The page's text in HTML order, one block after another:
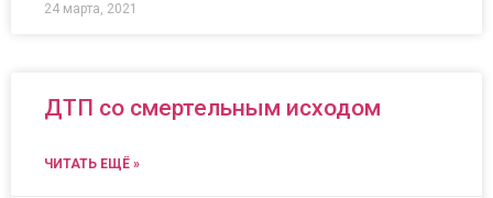
24 марта, 2021
ДТП со смертельным исходом
ЧИТАТЬ ЕЩЁ »